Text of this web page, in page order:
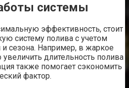
системы
эффективность, стоит
систему полива с учетом
и сезона. Например, в жаркое
длительность полива
также помогает сэкономить
фактор.